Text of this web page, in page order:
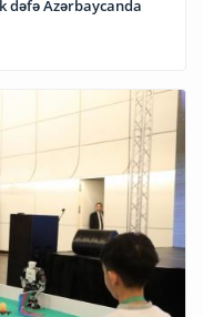
dəfə Azərbaycanda